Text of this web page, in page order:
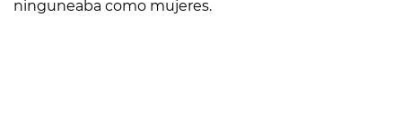
ninguneaba como mujeres.